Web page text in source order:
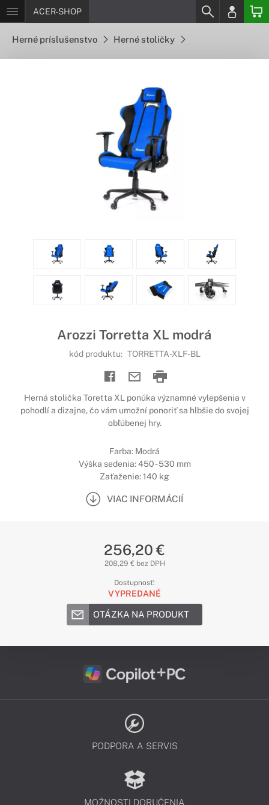
ACER-SHOP
Herné príslušenstvo Herné stoličky
Arozzi Torretta XL modrá
kód produktu: TORRETTA-XLF-BL
Herná stolička Toretta XL ponúka významné vylepšenia v
pohodlí a dizajne, čo vám umožní ponoriť sa hlbšie do svojej
obľúbenej hry.
Farba: Modrá
Výška sedenia: 450 - 530 mm
Zaťaženie: 140 kg
VIAC INFORMÁCIÍ
256,20 €
208,29 € bez DPH
Dostupnosť:
VYPREDANÉ
OTÁZKA NA PRODUKT
PODPORA A SERVIS
MOŽNOSTI DORUČENIA